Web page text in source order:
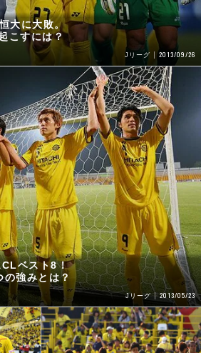
大に大敗。
こすには？
Jリーグ 2013/09/26
ベスト8！
強みとは？
Jリーグ 2013/05/23